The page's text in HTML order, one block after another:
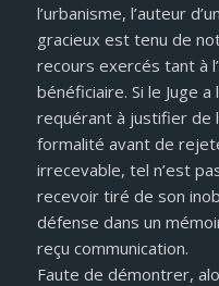
l’urbanisme, l’auteur
gracieux est tenu de
recours exercés tant à
bénéficiaire. Si le Juge a
requérant à justifier de
formalité avant de
irrecevable, tel n’est
recevoir tiré de son
défense dans un
reçu communication.
Faute de démontrer,